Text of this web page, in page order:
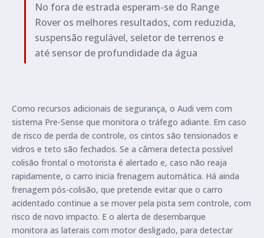
No fora de estrada esperam-se do Range
Rover os melhores resultados, com reduzida,
suspensão regulável, seletor de terrenos e
até sensor de profundidade da água
Como recursos adicionais de segurança, o Audi vem com
sistema Pre-Sense que monitora o tráfego adiante. Em caso
de risco de perda de controle, os cintos são tensionados e
vidros e teto são fechados. Se a câmera detecta possível
colisão frontal o motorista é alertado e, caso não reaja
rapidamente, o carro inicia frenagem automática. Há ainda
frenagem pós-colisão, que pretende evitar que o carro
acidentado continue a se mover pela pista sem controle, com
risco de novo impacto. E o alerta de desembarque
monitora as laterais com motor desligado, para detectar